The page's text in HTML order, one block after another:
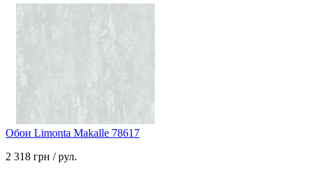
Обои Limonta Makalle 78617
2 318 грн / рул.